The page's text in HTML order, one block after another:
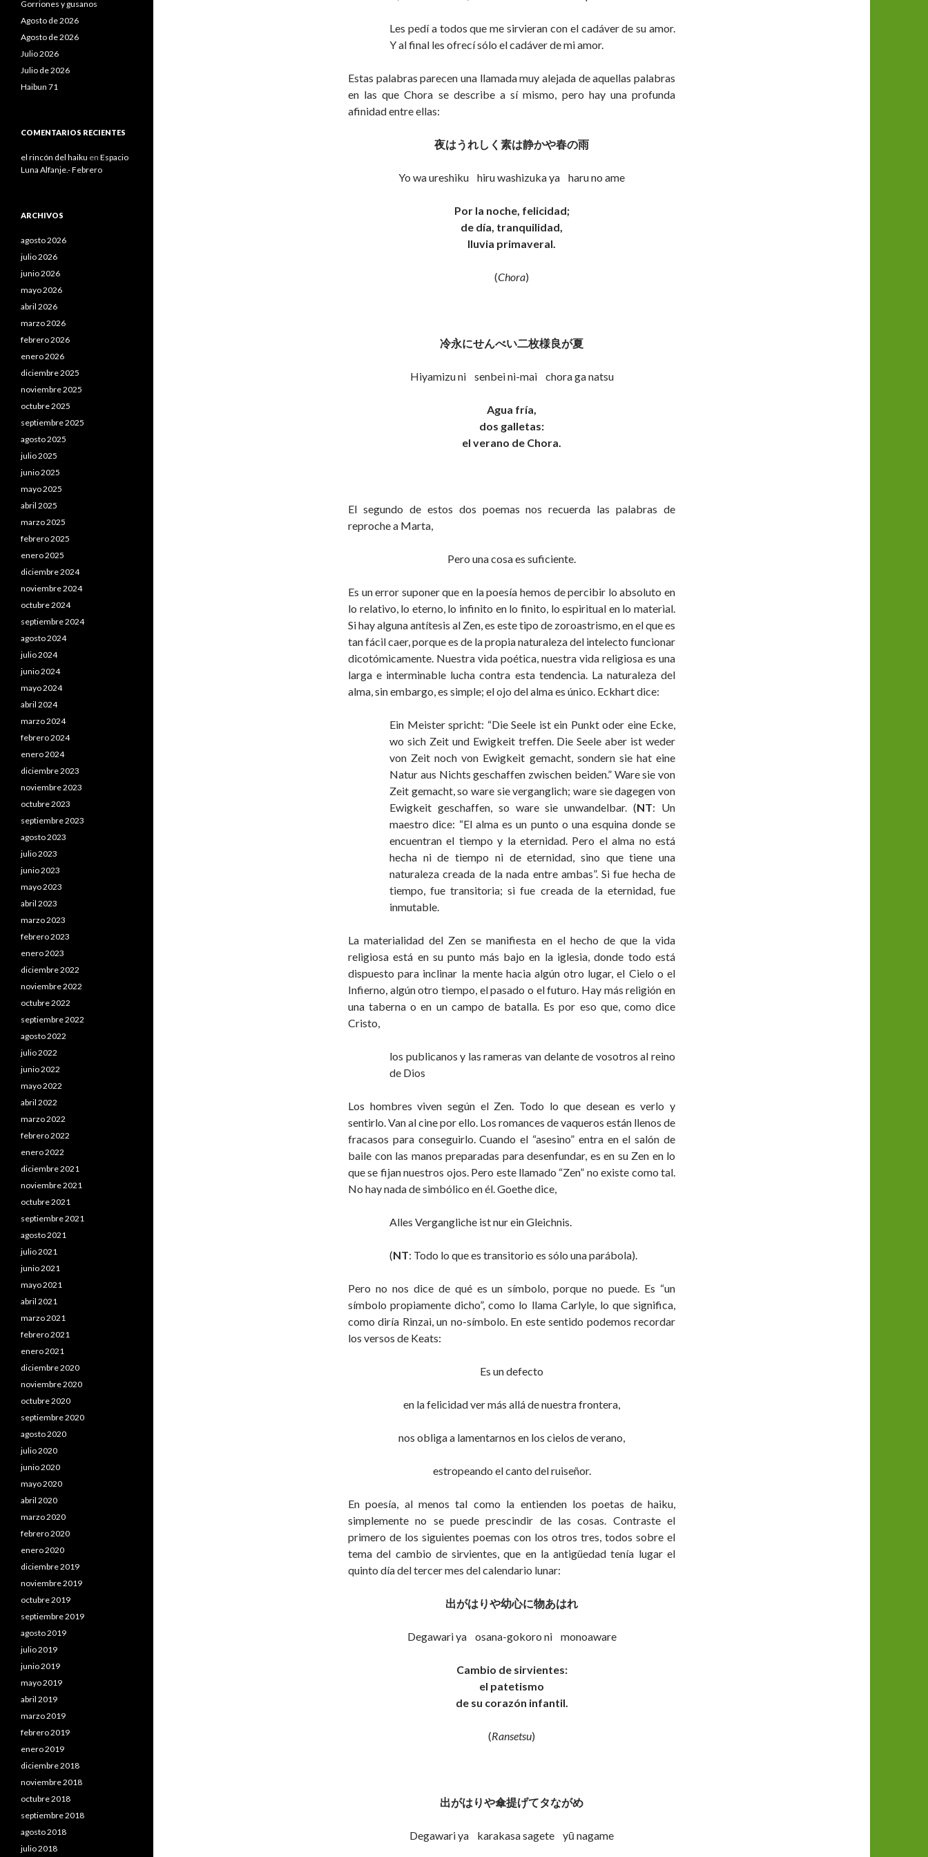
Les pedí a todos que me sirvieran con el cadáver de su amor.
Y al final les ofrecí sólo el cadáver de mi amor.
Estas palabras parecen una llamada muy alejada de aquellas palabras
en las que Chora se describe a sí mismo, pero hay una profunda
afinidad entre ellas:
夜はうれしく素は静かや春の雨
Yo wa ureshiku hiru washizuka ya haru no ame
Por la noche, felicidad;
de día, tranquilidad,
lluvia primaveral.
(Chora)
冷永にせんべい二枚様良が夏
Hiyamizu ni senbei ni-mai chora ga natsu
Agua fría,
dos galletas:
el verano de Chora.
El segundo de estos dos poemas nos recuerda las palabras de
reproche a Marta,
Pero una cosa es suficiente.
Es un error suponer que en la poesía hemos de percibir lo absoluto en
lo relativo, lo eterno, lo infinito en lo finito, lo espiritual en lo material.
Si hay alguna antítesis al Zen, es este tipo de zoroastrismo, en el que es
tan fácil caer, porque es de la propia naturaleza del intelecto funcionar
dicotómicamente. Nuestra vida poética, nuestra vida religiosa es una
larga e interminable lucha contra esta tendencia. La naturaleza del
alma, sin embargo, es simple; el ojo del alma es único. Eckhart dice:
Ein Meister spricht: “Die Seele ist ein Punkt oder eine Ecke,
wo sich Zeit und Ewigkeit treffen. Die Seele aber ist weder
von Zeit noch von Ewigkeit gemacht, sondern sie hat eine
Natur aus Nichts geschaffen zwischen beiden.” Ware sie von
Zeit gemacht, so ware sie verganglich; ware sie dagegen von
Ewigkeit geschaffen, so ware sie unwandelbar. (NT: Un
maestro dice: “El alma es un punto o una esquina donde se
encuentran el tiempo y la eternidad. Pero el alma no está
hecha ni de tiempo ni de eternidad, sino que tiene una
naturaleza creada de la nada entre ambas”. Si fue hecha de
tiempo, fue transitoria; si fue creada de la eternidad, fue
inmutable.
La materialidad del Zen se manifiesta en el hecho de que la vida
religiosa está en su punto más bajo en la iglesia, donde todo está
dispuesto para inclinar la mente hacia algún otro lugar, el Cielo o el
Infierno, algún otro tiempo, el pasado o el futuro. Hay más religión en
una taberna o en un campo de batalla. Es por eso que, como dice
Cristo,
los publicanos y las rameras van delante de vosotros al reino
de Dios
Los hombres viven según el Zen. Todo lo que desean es verlo y
sentirlo. Van al cine por ello. Los romances de vaqueros están llenos de
fracasos para conseguirlo. Cuando el “asesino” entra en el salón de
baile con las manos preparadas para desenfundar, es en su Zen en lo
que se fijan nuestros ojos. Pero este llamado “Zen” no existe como tal.
No hay nada de simbólico en él. Goethe dice,
Alles Vergangliche ist nur ein Gleichnis.
(NT: Todo lo que es transitorio es sólo una parábola).
Pero no nos dice de qué es un símbolo, porque no puede. Es “un
símbolo propiamente dicho”, como lo llama Carlyle, lo que significa,
como diría Rinzai, un no-símbolo. En este sentido podemos recordar
los versos de Keats:
Es un defecto
en la felicidad ver más allá de nuestra frontera,
nos obliga a lamentarnos en los cielos de verano,
estropeando el canto del ruiseñor.
En poesía, al menos tal como la entienden los poetas de haiku,
simplemente no se puede prescindir de las cosas. Contraste el
primero de los siguientes poemas con los otros tres, todos sobre el
tema del cambio de sirvientes, que en la antigüedad tenía lugar el
quinto día del tercer mes del calendario lunar:
出がはりや幼心に物あはれ
Degawari ya osana-gokoro ni monoaware
Cambio de sirvientes:
el patetismo
de su corazón infantil.
(Ransetsu)
出がはりや傘提げてタながめ
Degawari ya karakasa sagete yū nagame
Gorriones y gusanos
Agosto de 2026
Agosto de 2026
Julio 2026
Julio de 2026
Haibun 71
COMENTARIOS RECIENTES
el rincón del haiku en Espacio
Luna Alfanje.- Febrero
ARCHIVOS
agosto 2026
julio 2026
junio 2026
mayo 2026
abril 2026
marzo 2026
febrero 2026
enero 2026
diciembre 2025
noviembre 2025
octubre 2025
septiembre 2025
agosto 2025
julio 2025
junio 2025
mayo 2025
abril 2025
marzo 2025
febrero 2025
enero 2025
diciembre 2024
noviembre 2024
octubre 2024
septiembre 2024
agosto 2024
julio 2024
junio 2024
mayo 2024
abril 2024
marzo 2024
febrero 2024
enero 2024
diciembre 2023
noviembre 2023
octubre 2023
septiembre 2023
agosto 2023
julio 2023
junio 2023
mayo 2023
abril 2023
marzo 2023
febrero 2023
enero 2023
diciembre 2022
noviembre 2022
octubre 2022
septiembre 2022
agosto 2022
julio 2022
junio 2022
mayo 2022
abril 2022
marzo 2022
febrero 2022
enero 2022
diciembre 2021
noviembre 2021
octubre 2021
septiembre 2021
agosto 2021
julio 2021
junio 2021
mayo 2021
abril 2021
marzo 2021
febrero 2021
enero 2021
diciembre 2020
noviembre 2020
octubre 2020
septiembre 2020
agosto 2020
julio 2020
junio 2020
mayo 2020
abril 2020
marzo 2020
febrero 2020
enero 2020
diciembre 2019
noviembre 2019
octubre 2019
septiembre 2019
agosto 2019
julio 2019
junio 2019
mayo 2019
abril 2019
marzo 2019
febrero 2019
enero 2019
diciembre 2018
noviembre 2018
octubre 2018
septiembre 2018
agosto 2018
julio 2018